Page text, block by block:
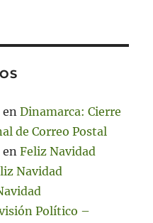
enDinamarca: Cierre
de Correo Postal
enFeliz Navidad
Navidad
Político –